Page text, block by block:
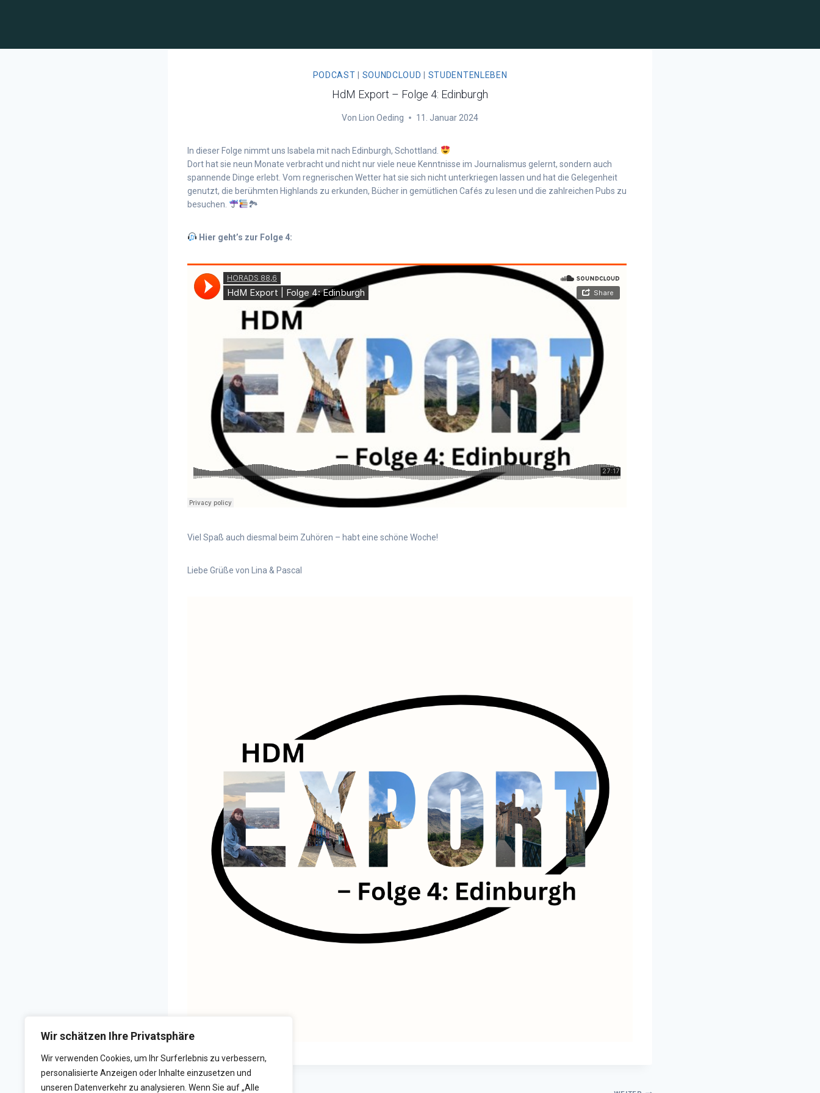
Wir schätzen Ihre Privatsphäre
Wir verwenden Cookies, um Ihr Surferlebnis zu verbessern,
personalisierte Anzeigen oder Inhalte einzusetzen und
unseren Datenverkehr zu analysieren. Wenn Sie auf „Alle
PODCAST SOUNDCLOUD STUDENTENLEBEN
HdM Export – Folge 4: Edinburgh
Von Lion Oeding 11. Januar 2024
In dieser Folge nimmt uns Isabela mit nach Edinburgh, Schottland.
Dort hat sie neun Monate verbracht und nicht nur viele neue Kenntnisse im Journalismus gelernt, sondern auch
spannende Dinge erlebt. Vom regnerischen Wetter hat sie sich nicht unterkriegen lassen und hat die Gelegenheit
genutzt, die berühmten Highlands zu erkunden, Bücher in gemütlichen Cafés zu lesen und die zahlreichen Pubs zu
besuchen.
🏞
Hier geht’s zur Folge 4:
Viel Spaß auch diesmal beim Zuhören – habt eine schöne Woche!
Liebe Grüße von Lina & Pascal